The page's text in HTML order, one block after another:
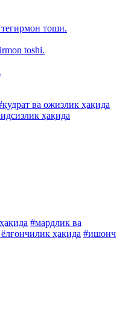
тоши.
toshi.
ва ожизлик ҳақида
ҳақида
#мардлик ва
ҳақида #ишонч